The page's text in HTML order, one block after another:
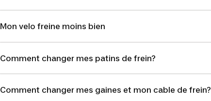
Mon velo freine moins bien
Comment changer mes patins de frein?
Comment changer mes gaines et mon cable de frein?